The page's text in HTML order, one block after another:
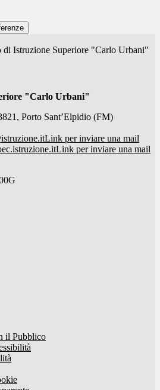
di Istruzione Superiore "Carlo Urbani"
"Carlo Urbani"
Porto Sant’Elpidio (FM)
Link per inviare una mail
Link per inviare una mail
il Pubblico